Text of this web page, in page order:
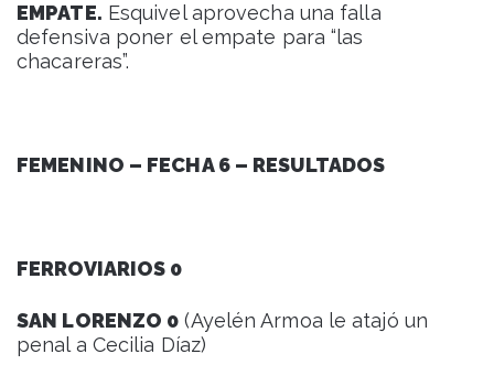
EMPATE. Esquivel aprovecha una falla
defensiva poner el empate para “las
chacareras”.
FEMENINO – FECHA 6 – RESULTADOS
FERROVIARIOS 0
SAN LORENZO 0 (Ayelén Armoa le atajó un
penal a Cecilia Díaz)